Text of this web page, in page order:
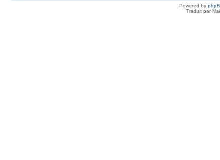
Powered by
Traduit par